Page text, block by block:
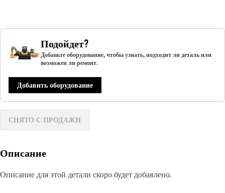
Подойдет?
Добавьте оборудование, чтобы узнать, подходит ли деталь или
возможен ли ремонт.
Добавить оборудование
СНЯТО С ПРОДАЖИ
Описание
Описание для этой детали скоро будет добавлено.